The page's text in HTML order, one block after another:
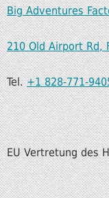
Big Adventures
210 Old Airport Rd,
Tel.+1 828-771-
EU Vertretung des